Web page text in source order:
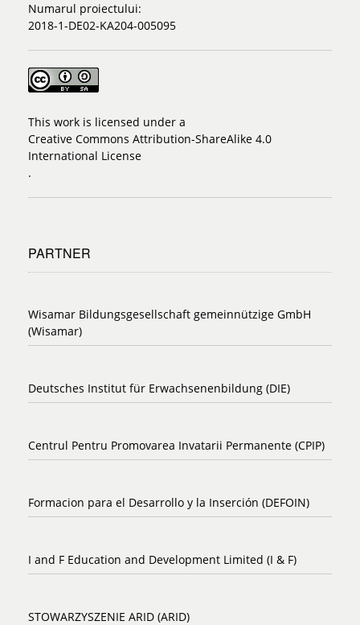
Numarul proiectului:
2018-1-DE02-KA204-005095
This work is licensed under a
Creative Commons Attribution-ShareAlike 4.0
International License
.
PARTNER
Wisamar Bildungsgesellschaft gemeinnützige GmbH
(Wisamar)
Deutsches Institut für Erwachsenenbildung (DIE)
Centrul Pentru Promovarea Invatarii Permanente (CPIP)
Formacion para el Desarrollo y la Inserción (DEFOIN)
I and F Education and Development Limited (I & F)
STOWARZYSZENIE ARID (ARID)